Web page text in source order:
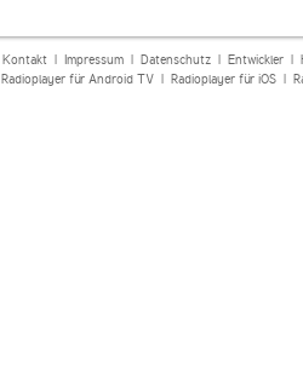
Kontakt| Impressum| Datenschutz| Entwickler|
Radioplayer für Android TV| Radioplayer für iOS|